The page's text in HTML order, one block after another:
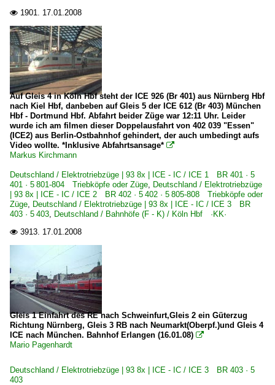
 1901. 17.01.2008
Auf Gleis 4 in Köln Hbf steht der ICE 926 (Br 401) aus Nürnberg Hbf
nach Kiel Hbf, danbeben auf Gleis 5 der ICE 612 (Br 403) München
Hbf - Dortmund Hbf. Abfahrt beider Züge war 12:11 Uhr. Leider
wurde ich am filmen dieser Doppelausfahrt von 402 039 "Essen"
(ICE2) aus Berlin-Ostbahnhof gehindert, der auch umbedingt aufs
Video wollte. *Inklusive Abfahrtsansage* 
Markus Kirchmann
Deutschland / Elektrotriebzüge | 93 8x | ICE - IC / ICE 1 BR 401 · 5
401 · 5 801-804 Triebköpfe oder Züge, Deutschland / Elektrotriebzüge
| 93 8x | ICE - IC / ICE 2 BR 402 · 5 402 · 5 805-808 Triebköpfe oder
Züge, Deutschland / Elektrotriebzüge | 93 8x | ICE - IC / ICE 3 BR
403 · 5 403, Deutschland / Bahnhöfe (F - K) / Köln Hbf ·KK·
 3913. 17.01.2008
Gleis 1 Einfahrt des RE nach Schweinfurt,Gleis 2 ein Güterzug
Richtung Nürnberg, Gleis 3 RB nach Neumarkt(Oberpf.)und Gleis 4
ICE nach München. Bahnhof Erlangen (16.01.08) 
Mario Pagenhardt
Deutschland / Elektrotriebzüge | 93 8x | ICE - IC / ICE 3 BR 403 · 5
403